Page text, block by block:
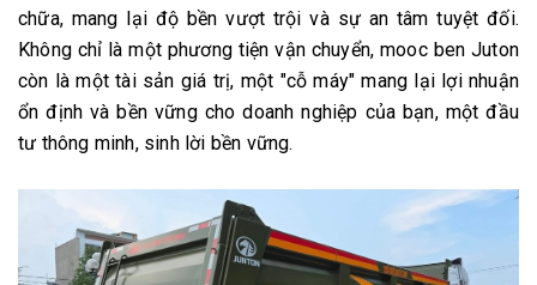
chữa, mang lại độ bền vượt trội và sự an tâm tuyệt đối.
Không chỉ là một phương tiện vận chuyển, mooc ben Juton
còn là một tài sản giá trị, một "cỗ máy" mang lại lợi nhuận
ổn định và bền vững cho doanh nghiệp của bạn, một đầu
tư thông minh, sinh lời bền vững.